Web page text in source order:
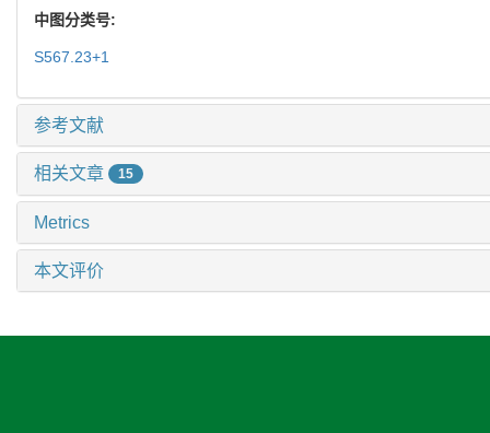
中图分类号:
S567.23+1
参考文献
相关文章 15
Metrics
本文评价